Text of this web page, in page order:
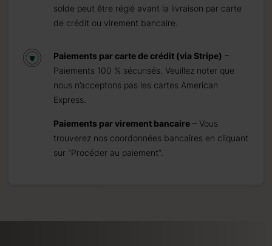
solde peut être réglé avant la livraison par carte
de crédit ou virement bancaire.
Paiements par carte de crédit (via Stripe) –
Paiements 100 % sécurisés. Veuillez noter que
nous n’acceptons pas les cartes American
Express.
Paiements par virement bancaire – Vous
trouverez nos coordonnées bancaires en cliquant
sur “Procéder au paiement”.